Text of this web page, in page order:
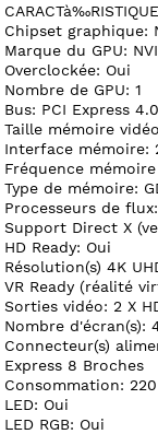
Chipset graphique:
Marque du GPU:
Overclockée: Oui
Nombre de GPU: 1
Bus: PCI Express
Taille mémoire
Interface mémoire:
Fréquence
Type de mémoire:
Processeurs de
Support Direct X
HD Ready: Oui
Résolution(s) 4K
VR Ready (réalité
Sorties vidéo: 2 X
Nombre d'écran(s):
Connecteur(s)
Express 8 Broches
Consommation:
LED: Oui
LED RGB: Oui